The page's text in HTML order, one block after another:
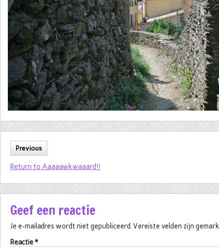
Previous
Return to Aaaaawkwaaard!!
Geef een reactie
Je e-mailadres wordt niet gepubliceerd. Vereiste velden zijn
Reactie*